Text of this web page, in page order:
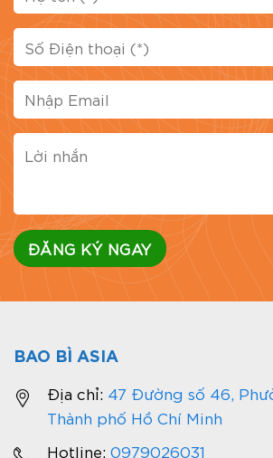
BAO BÌ ASIA
Địa chỉ: 47 Đường số 46,
Thành phố Hồ Chí Minh
Hotline: 0979026031